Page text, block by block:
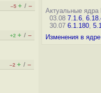
–5 + / –
+2 + / –
–2 + / –
Актуальные ядра
03.08 7.1.6,
30.07 6.1.180,
Изменения в